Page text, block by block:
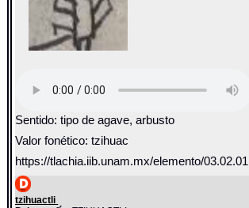
Sentido: tipo de agave, arbusto
Valor fonético: tzihuac
https://tlachia.iib.unam.mx/elemento/03.02.01
tzihuactli